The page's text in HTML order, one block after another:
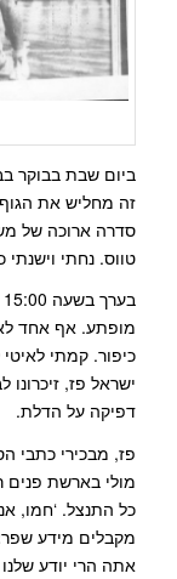
ביום שבת בבוקר
זה מחליש את
סדרה ארוכה של
טווס. נחתי
מופתע. אף אחד
כיפור. קמתי
ישראל פז,
דפיקה על הדלת.
פז, מבכירי כתבי
מולי בארשת פנים
כל התנצל. ‘חמו,
מקבלים מידע
אתה הרי יודע